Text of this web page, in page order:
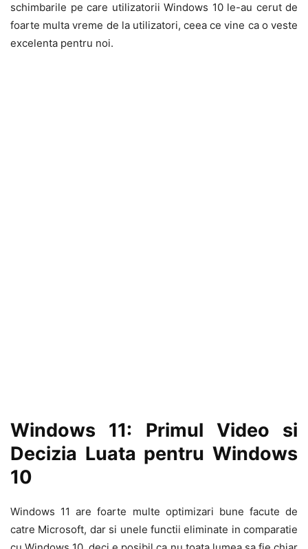
schimbarile pe care utilizatorii Windows 10 le-au cerut de
foarte multa vreme de la utilizatori, ceea ce vine ca o veste
excelenta pentru noi.
Windows 11: Primul Video si
Decizia Luata pentru Windows
10
Windows 11 are foarte multe optimizari bune facute de
catre Microsoft, dar si unele functii eliminate in comparatie